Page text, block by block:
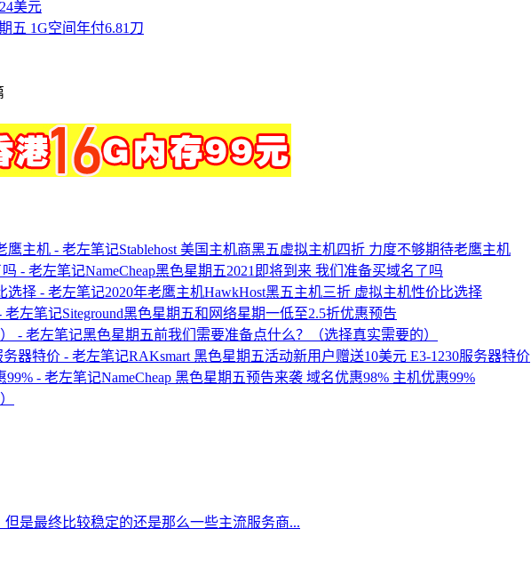
美元
五 1G空间年付6.81刀
Stablehost 美国主机商黑五虚拟主机四折 力度不够期待老鹰主机
NameCheap黑色星期五2021即将到来 我们准备买域名了吗
2020年老鹰主机HawkHost黑五主机三折 虚拟主机性价比选择
Siteground黑色星期五和网络星期一低至2.5折优惠预告
黑色星期五前我们需要准备点什么？（选择真实需要的）
RAKsmart 黑色星期五活动新用户赠送10美元 E3-1230服务器特价
NameCheap 黑色星期五预告来袭 域名优惠98% 主机优惠99%
是最终比较稳定的还是那么一些主流服务商...